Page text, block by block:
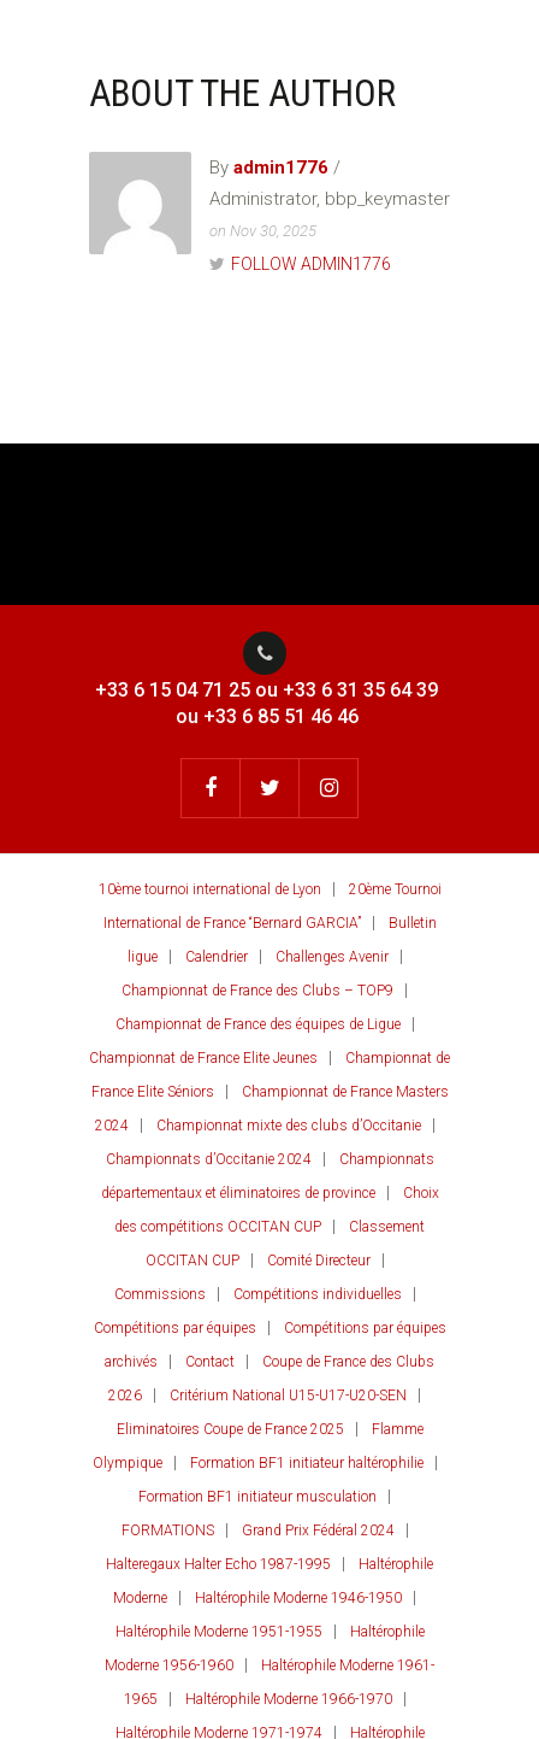
ABOUT THE AUTHOR
By admin1776 /
Administrator, bbp_keymaster
on Nov 30, 2025
FOLLOW ADMIN1776
+33 6 15 04 71 25 ou +33 6 31 35 64 39
ou +33 6 85 51 46 46
10ème tournoi international de Lyon
20ème Tournoi
International de France “Bernard GARCIA”
Bulletin
ligue
Calendrier
Challenges Avenir
Championnat de France des Clubs – TOP9
Championnat de France des équipes de Ligue
Championnat de France Elite Jeunes
Championnat de
France Elite Séniors
Championnat de France Masters
2024
Championnat mixte des clubs d’Occitanie
Championnats d’Occitanie 2024
Championnats
départementaux et éliminatoires de province
Choix
des compétitions OCCITAN CUP
Classement
OCCITAN CUP
Comité Directeur
Commissions
Compétitions individuelles
Compétitions par équipes
Compétitions par équipes
archivés
Contact
Coupe de France des Clubs
2026
Critérium National U15-U17-U20-SEN
Eliminatoires Coupe de France 2025
Flamme
Olympique
Formation BF1 initiateur haltérophilie
Formation BF1 initiateur musculation
FORMATIONS
Grand Prix Fédéral 2024
Halteregaux Halter Echo 1987-1995
Haltérophile
Moderne
Haltérophile Moderne 1946-1950
Haltérophile Moderne 1951-1955
Haltérophile
Moderne 1956-1960
Haltérophile Moderne 1961-
1965
Haltérophile Moderne 1966-1970
Haltérophile Moderne 1971-1974
Haltérophile